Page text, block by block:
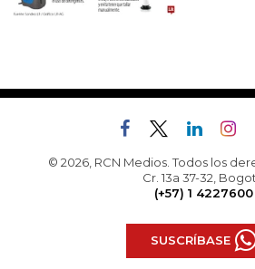
© 2026, RCN Medios. Todos los
Cr. 13a 37-32,
(+57) 1 4227600
SUSCRÍBASE